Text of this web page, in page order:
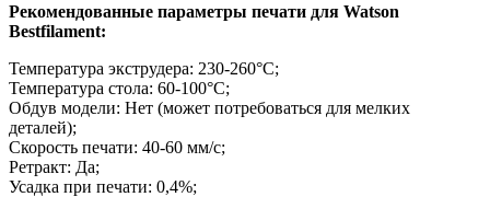
Рекомендованные параметры печати для Watson
Bestfilament:
Температура экструдера: 230-260°С;
Температура стола: 60-100°С;
Обдув модели: Нет (может потребоваться для мелких
деталей);
Скорость печати: 40-60 мм/с;
Ретракт: Да;
Усадка при печати: 0,4%;